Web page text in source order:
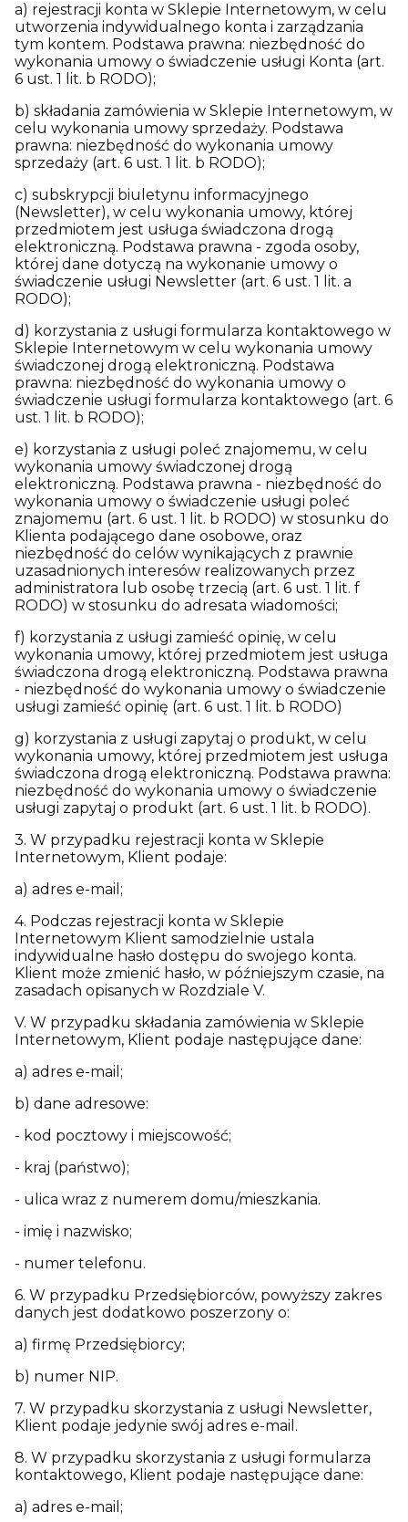
a) rejestracji konta w Sklepie Internetowym, w celu
utworzenia indywidualnego konta i zarządzania
tym kontem. Podstawa prawna: niezbędność do
wykonania umowy o świadczenie usługi Konta (art.
6 ust. 1 lit. b RODO);
b) składania zamówienia w Sklepie Internetowym, w
celu wykonania umowy sprzedaży. Podstawa
prawna: niezbędność do wykonania umowy
sprzedaży (art. 6 ust. 1 lit. b RODO);
c) subskrypcji biuletynu informacyjnego
(Newsletter), w celu wykonania umowy, której
przedmiotem jest usługa świadczona drogą
elektroniczną. Podstawa prawna - zgoda osoby,
której dane dotyczą na wykonanie umowy o
świadczenie usługi Newsletter (art. 6 ust. 1 lit. a
RODO);
d) korzystania z usługi formularza kontaktowego w
Sklepie Internetowym w celu wykonania umowy
świadczonej drogą elektroniczną. Podstawa
prawna: niezbędność do wykonania umowy o
świadczenie usługi formularza kontaktowego (art. 6
ust. 1 lit. b RODO);
e) korzystania z usługi poleć znajomemu, w celu
wykonania umowy świadczonej drogą
elektroniczną. Podstawa prawna - niezbędność do
wykonania umowy o świadczenie usługi poleć
znajomemu (art. 6 ust. 1 lit. b RODO) w stosunku do
Klienta podającego dane osobowe, oraz
niezbędność do celów wynikających z prawnie
uzasadnionych interesów realizowanych przez
administratora lub osobę trzecią (art. 6 ust. 1 lit. f
RODO) w stosunku do adresata wiadomości;
f) korzystania z usługi zamieść opinię, w celu
wykonania umowy, której przedmiotem jest usługa
świadczona drogą elektroniczną. Podstawa prawna
- niezbędność do wykonania umowy o świadczenie
usługi zamieść opinię (art. 6 ust. 1 lit. b RODO)
g) korzystania z usługi zapytaj o produkt, w celu
wykonania umowy, której przedmiotem jest usługa
świadczona drogą elektroniczną. Podstawa prawna:
niezbędność do wykonania umowy o świadczenie
usługi zapytaj o produkt (art. 6 ust. 1 lit. b RODO).
3. W przypadku rejestracji konta w Sklepie
Internetowym, Klient podaje:
a) adres e-mail;
4. Podczas rejestracji konta w Sklepie
Internetowym Klient samodzielnie ustala
indywidualne hasło dostępu do swojego konta.
Klient może zmienić hasło, w późniejszym czasie, na
zasadach opisanych w Rozdziale V.
V. W przypadku składania zamówienia w Sklepie
Internetowym, Klient podaje następujące dane:
a) adres e-mail;
b) dane adresowe:
- kod pocztowy i miejscowość;
- kraj (państwo);
- ulica wraz z numerem domu/mieszkania.
- imię i nazwisko;
- numer telefonu.
6. W przypadku Przedsiębiorców, powyższy zakres
danych jest dodatkowo poszerzony o:
a) firmę Przedsiębiorcy;
b) numer NIP.
7. W przypadku skorzystania z usługi Newsletter,
Klient podaje jedynie swój adres e-mail.
8. W przypadku skorzystania z usługi formularza
kontaktowego, Klient podaje następujące dane:
a) adres e-mail;